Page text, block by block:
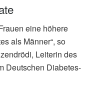
eine höhere
als Männer“, so
Leiterin des
Deutschen Diabetes-